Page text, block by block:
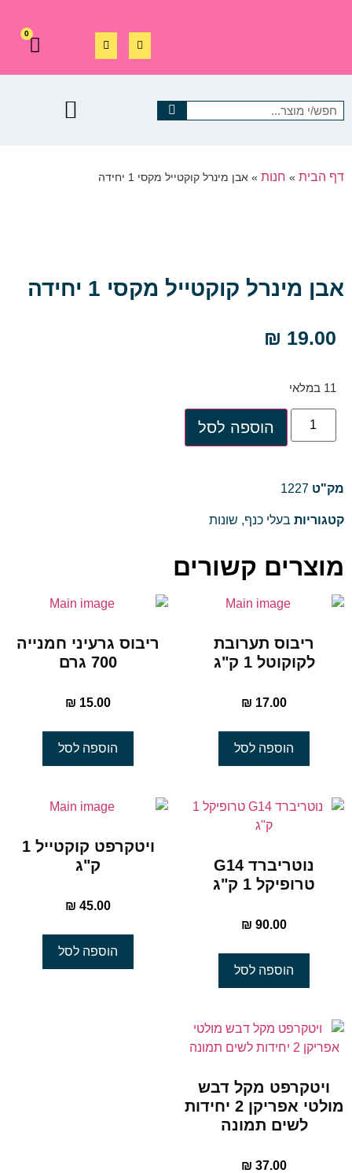
0
דף הבית » חנות » אבן מינרל קוקטייל מקסי 1 יחידה
אבן מינרל קוקטייל מקסי 1 יחידה
₪ 19.00
11 במלאי
הוספה לסל
מק"ט 1227
קטגוריות בעלי כנף, שונות
מוצרים קשורים
ריבוס תערובת
לקוקוטל 1 ק"ג
₪ 17.00
הוספה לסל
ריבוס גרעיני חמנייה
700 גרם
₪ 15.00
הוספה לסל
נוטריברד G14
טרופיקל 1 ק"ג
₪ 90.00
הוספה לסל
ויטקרפט קוקטייל 1
ק"ג
₪ 45.00
הוספה לסל
ויטקרפט מקל דבש
מולטי אפריקן 2 יחידות
לשים תמונה
₪ 37.00